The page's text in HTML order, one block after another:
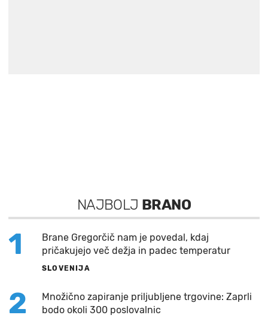
NAJBOLJ BRANO
1
Brane Gregorčič nam je povedal, kdaj
pričakujejo več dežja in padec temperatur
SLOVENIJA
2
Množično zapiranje priljubljene trgovine: Zaprli
bodo okoli 300 poslovalnic